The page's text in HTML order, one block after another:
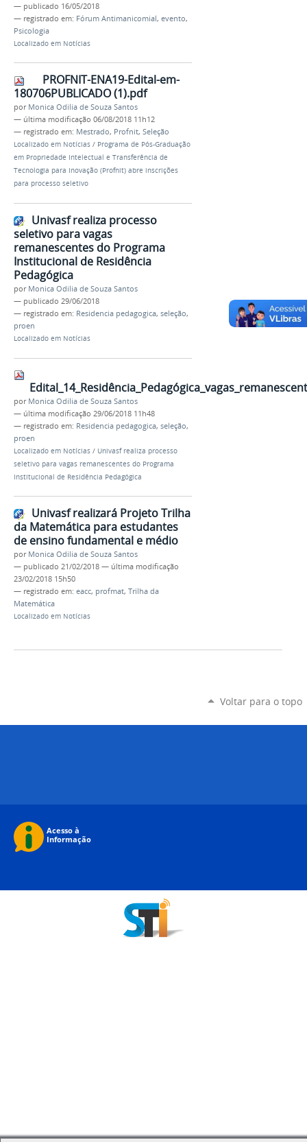
— publicado 16/05/2018
— registrado em: Fórum Antimanicomial, evento,
Psicologia
Localizado em Notícias
PROFNIT-ENA19-Edital-em-
180706PUBLICADO (1).pdf
por Monica Odilia de Souza Santos
— última modificação 06/08/2018 11h12
— registrado em: Mestrado, Profnit, Seleção
Localizado em Notícias / Programa de Pós-Graduação
em Propriedade Intelectual e Transferência de
Tecnologia para Inovação (Profnit) abre inscrições
para processo seletivo
Univasf realiza processo
seletivo para vagas
remanescentes do Programa
Institucional de Residência
Pedagógica
por Monica Odilia de Souza Santos
— publicado 29/06/2018
— registrado em: Residencia pedagogica, seleção,
proen
Localizado em Notícias
por Monica Odilia de Souza Santos
— última modificação 29/06/2018 11h48
— registrado em: Residencia pedagogica, seleção,
proen
Localizado em Notícias / Univasf realiza processo
seletivo para vagas remanescentes do Programa
Institucional de Residência Pedagógica
Univasf realizará Projeto Trilha
da Matemática para estudantes
de ensino fundamental e médio
por Monica Odilia de Souza Santos
— publicado 21/02/2018 — última modificação
23/02/2018 15h50
— registrado em: eacc, profmat, Trilha da
Matemática
Localizado em Notícias
Voltar para o topo